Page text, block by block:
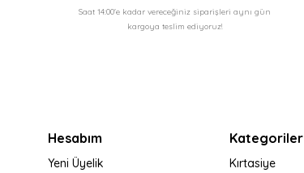
Saat 14:00'e kadar vereceğiniz siparişleri aynı gün
kargoya teslim ediyoruz!
Hesabım
Yeni Üyelik
Kategoriler
Kırtasiye